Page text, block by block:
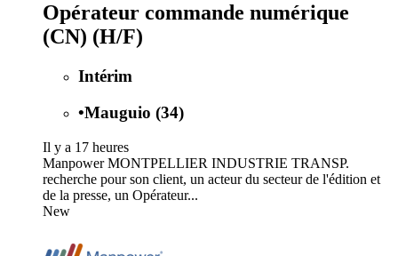
Opérateur commande numérique
(CN) (H/F)
Intérim
•Mauguio (34)
Il y a 17 heures
Manpower MONTPELLIER INDUSTRIE TRANSP.
recherche pour son client, un acteur du secteur de l'édition et
de la presse, un Opérateur...
New